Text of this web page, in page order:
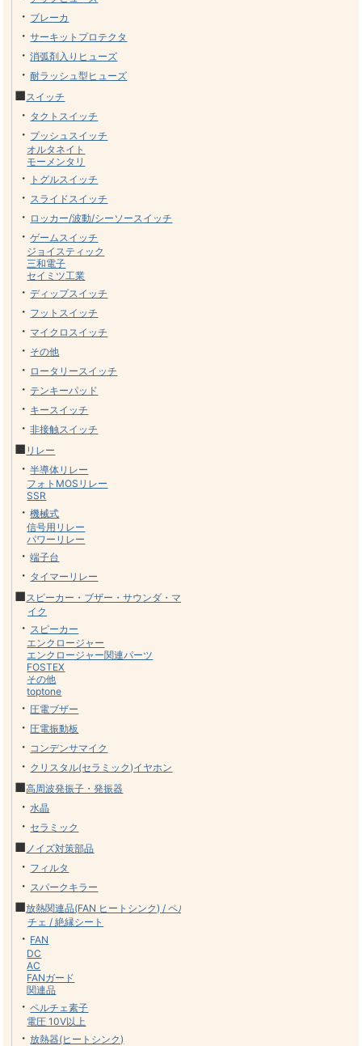
・ ブレーカ
・サーキットプロテクタ
・消弧剤入りヒューズ
・耐ラッシュ型ヒューズ
■スイッチ
・ タクトスイッチ
・ プッシュスイッチ
オルタネイト
モーメンタリ
・ トグルスイッチ
・ スライドスイッチ
・ ロッカー/波動/シーソースイッチ
・ゲームスイッチ
ジョイスティック
三和電子
セイミツ工業
・ディップスイッチ
・ フットスイッチ
・ マイクロスイッチ
・ その他
・ ロータリースイッチ
・ テンキーパッド
・ キースイッチ
・非接触スイッチ
■ リレー
・半導体リレー
フォトMOSリレー
SSR
・機械式
信号用リレー
パワーリレー
・端子台
・ タイマーリレー
■スピーカー・ブザー・サウンダ・マ
イク
・ スピーカー
エンクロージャー
エンクロージャー関連パーツ
FOSTEX
その他
toptone
・圧電ブザー
・圧電振動板
・ コンデンサマイク
・ クリスタル(セラミック)イヤホン
■高周波発振子・発振器
・水晶
・セラミック
■ ノイズ対策部品
・ フィルタ
・ スパークキラー
■放熱関連品(FAN ヒートシンク) / ペル
チェ / 絶縁シート
・ FAN
DC
AC
FANガード
関連品
・ペルチェ素子
電圧 10V以上
・放熱器(ヒートシンク)